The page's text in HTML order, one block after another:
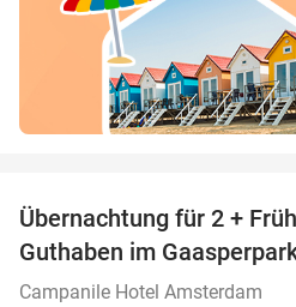
Übernachtung für 2 +
Guthaben im
Campanile Hotel Amsterdam